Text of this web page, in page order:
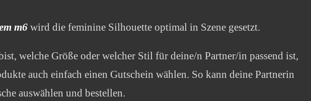
m6 wird die feminine Silhouette optimal in Szene gesetzt.
welche Größe oder welcher Stil für deine/n Partner/in passend ist,
auch einfach einen Gutschein wählen. So kann deine Partnerin
auswählen und bestellen.